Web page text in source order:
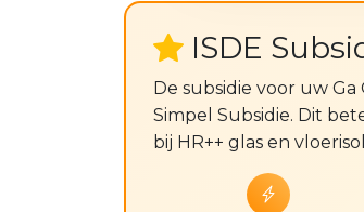
ISDE
De subsidie voor uw
Simpel Subsidie. Dit
bij HR++ glas en